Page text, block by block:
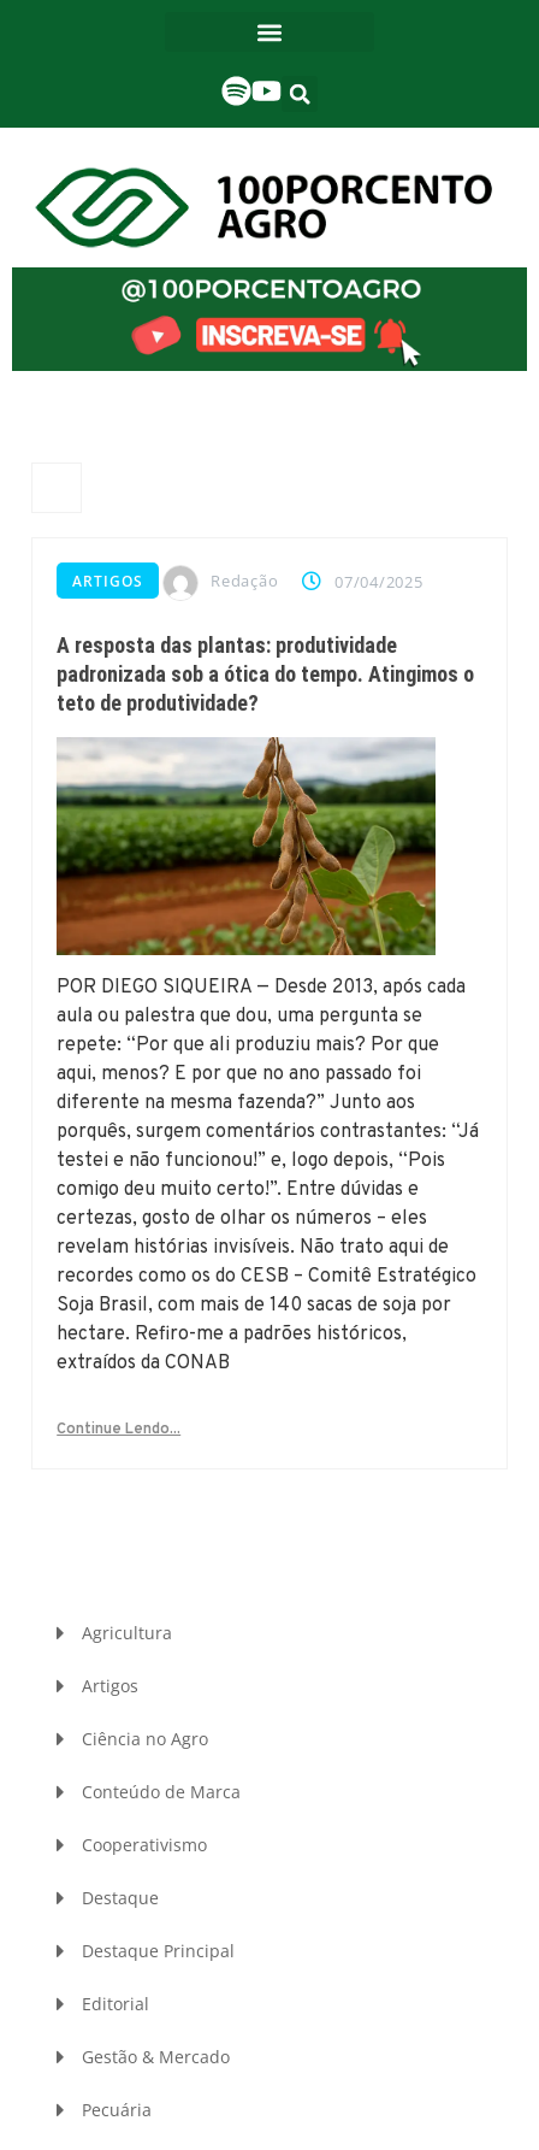
ARTIGOS Redação 07/04/2025
A resposta das plantas: produtividade
padronizada sob a ótica do tempo. Atingimos o
teto de produtividade?
POR DIEGO SIQUEIRA — Desde 2013, após cada
aula ou palestra que dou, uma pergunta se
repete: “Por que ali produziu mais? Por que
aqui, menos? E por que no ano passado foi
diferente na mesma fazenda?” Junto aos
porquês, surgem comentários contrastantes: “Já
testei e não funcionou!” e, logo depois, “Pois
comigo deu muito certo!”. Entre dúvidas e
certezas, gosto de olhar os números – eles
revelam histórias invisíveis. Não trato aqui de
recordes como os do CESB – Comitê Estratégico
Soja Brasil, com mais de 140 sacas de soja por
hectare. Refiro-me a padrões históricos,
extraídos da CONAB
Continue Lendo...
Agricultura
Artigos
Ciência no Agro
Conteúdo de Marca
Cooperativismo
Destaque
Destaque Principal
Editorial
Gestão & Mercado
Pecuária